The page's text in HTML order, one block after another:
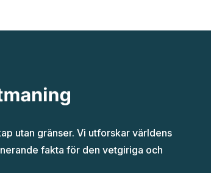
utan gränser. Vi utforskar världens
fakta för den vetgiriga och